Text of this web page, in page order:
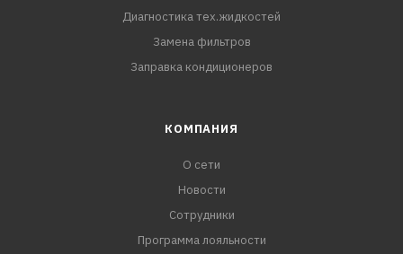
Диагностика тех.жидкостей
Замена фильтров
Заправка кондиционеров
КОМПАНИЯ
О сети
Новости
Сотрудники
Программа лояльности